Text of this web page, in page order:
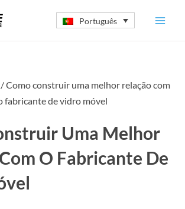
Português
Como construir uma melhor relação com
fabricante de vidro móvel
Uma Melhor
O Fabricante De